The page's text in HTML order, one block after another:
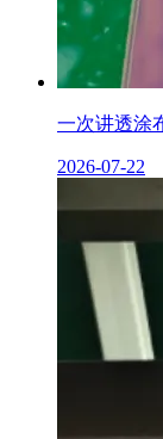
一次讲透涂
2026-07-22